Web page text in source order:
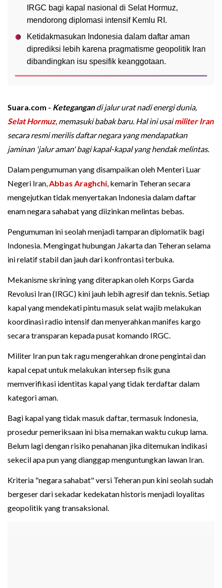
IRGC bagi kapal nasional di Selat Hormuz,
mendorong diplomasi intensif Kemlu RI.
Ketidakmasukan Indonesia dalam daftar aman
diprediksi lebih karena pragmatisme geopolitik Iran
dibandingkan isu spesifik keanggotaan.
Suara.com - Ketegangandi jalur urat nadi energi dunia,
Selat Hormuz, memasuki babak baru. Hal ini usaimiliter Iran
secara resmi merilis daftar negara yang mendapatkan
jaminan 'jalur aman' bagi kapal-kapal yang hendak melintas.
Dalam pengumuman yang disampaikan oleh Menteri Luar
Negeri Iran, Abbas Araghchi , kemarin Teheran secara
mengejutkan tidak menyertakan Indonesia dalam daftar
enam negara sahabat yang diizinkan melintas bebas.
Pengumuman ini seolah menjadi tamparan diplomatik bagi
Indonesia. Mengingat hubungan Jakarta dan Teheran selama
ini relatif stabil dan jauh dari konfrontasi terbuka.
Mekanisme skrining yang diterapkan oleh Korps Garda
Revolusi Iran (IRGC) kini jauh lebih agresif dan teknis. Setiap
kapal yang mendekati pintu masuk selat wajib melakukan
koordinasi radio intensif dan menyerahkan manifes kargo
secara transparan kepada pusat komando IRGC.
Militer Iran pun tak ragu mengerahkan drone pengintai dan
kapal cepat untuk melakukan intersep fisik guna
memverifikasi identitas kapal yang tidak terdaftar dalam
kategori aman.
Bagi kapal yang tidak masuk daftar, termasuk Indonesia,
prosedur pemeriksaan ini bisa memakan waktu cukup lama.
Belum lagi dengan risiko penahanan jika ditemukan indikasi
sekecil apa pun yang dianggap menguntungkan lawan Iran.
Kriteria "negara sahabat" versi Teheran pun kini seolah sudah
bergeser dari sekadar kedekatan historis menjadi loyalitas
geopolitik yang transaksional.